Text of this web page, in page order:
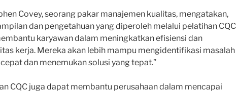
Covey, seorang pakar manajemen kualitas, mengatakan,
dan pengetahuan yang diperoleh melalui pelatihan CQC
karyawan dalam meningkatkan efisiensi dan
kerja. Mereka akan lebih mampu mengidentifikasi masalah
dan menemukan solusi yang tepat.”
CQC juga dapat membantu perusahaan dalam mencapai